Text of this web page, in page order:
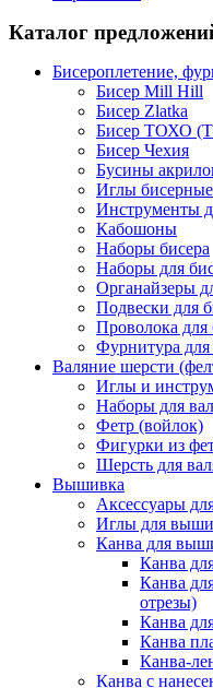
Каталог
Бисероплетение,
Бисер Mill Hill
Бисер Zlatka
Бисер ТОХО
Бисер Чехия
Бусины
Иглы бисерные
Инструменты
Кабошоны
Наборы бисера
Наборы для
Органайзеры
Подвески для
Проволока
Фурнитура
Валяние шерсти
Иглы и
Наборы для
Фетр (войлок)
Фигурки из
Шерсть для
Вышивка
Аксессуары
Иглы для
Канва для
Канва
Канва
отрезы)
Канва
Канва
Канва-
Канва с